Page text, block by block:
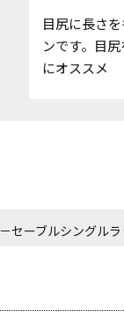
目尻に長さ
ンです。目
にオススメ
－セーブルシングル